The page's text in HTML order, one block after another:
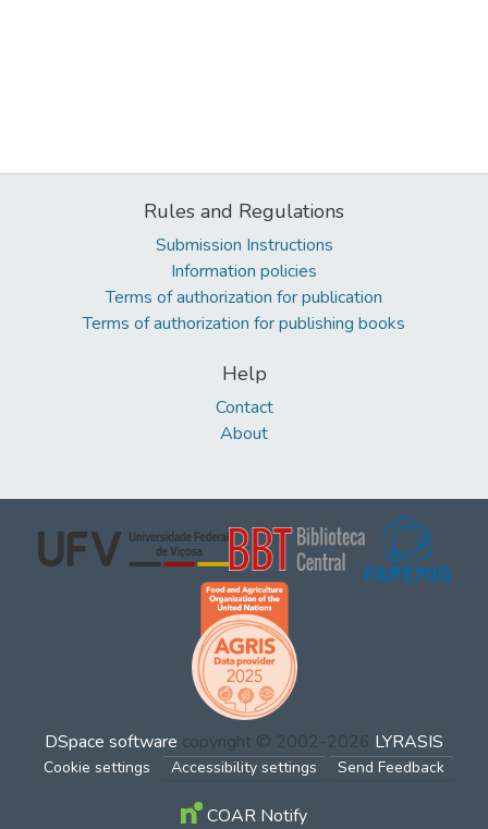
Rules and Regulations
Submission Instructions
Information policies
Terms of authorization for publication
Terms of authorization for publishing books
Help
Contact
About
DSpace software copyright © 2002-2026 LYRASIS
Cookie settings Accessibility settings Send Feedback
COAR Notify